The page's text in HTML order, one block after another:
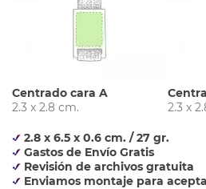
Centrado cara A
2.3 x 2.8 cm.
2.3 x
2.8 x 6.5 x 0.6 cm. / 27 gr.
Gastos de Envío Gratis
Revisión de archivos gratuita
Enviamos montaje para